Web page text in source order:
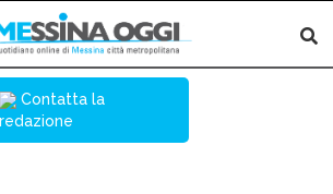
Contatta la
redazione